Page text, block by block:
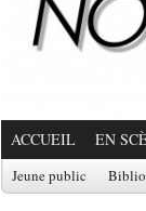
ACCUEIL EN
Jeune public Biblio